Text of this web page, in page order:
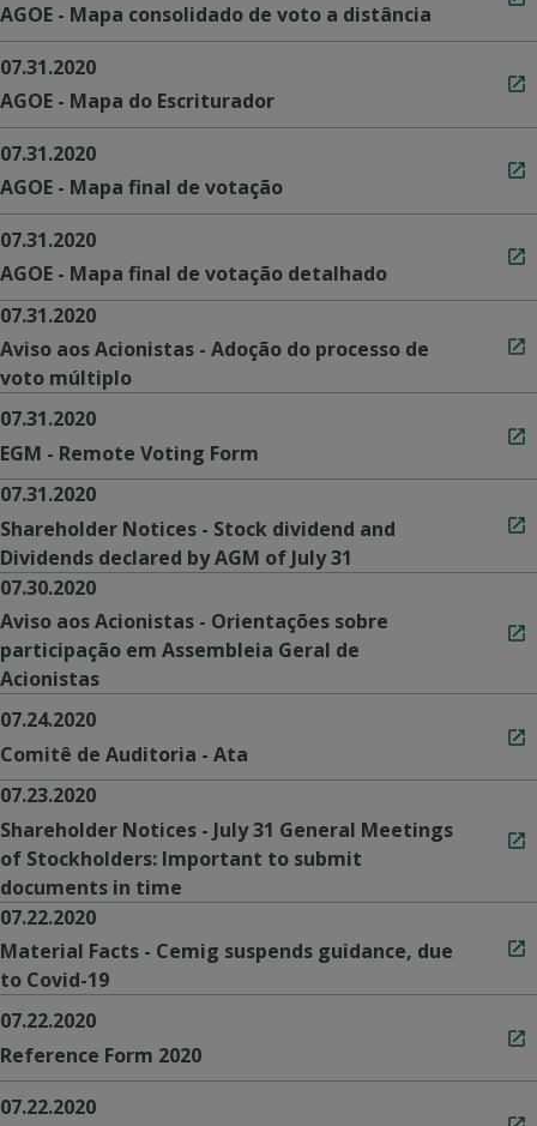
AGOE - Mapa consolidado de voto a distância
07.31.2020
AGOE - Mapa do Escriturador
07.31.2020
AGOE - Mapa final de votação
07.31.2020
AGOE - Mapa final de votação detalhado
07.31.2020
Aviso aos Acionistas - Adoção do processo de
voto múltiplo
07.31.2020
EGM - Remote Voting Form
07.31.2020
Shareholder Notices - Stock dividend and
Dividends declared by AGM of July 31
07.30.2020
Aviso aos Acionistas - Orientações sobre
participação em Assembleia Geral de
Acionistas
07.24.2020
Comitê de Auditoria - Ata
07.23.2020
Shareholder Notices - July 31 General Meetings
of Stockholders: Important to submit
documents in time
07.22.2020
Material Facts - Cemig suspends guidance, due
to Covid-19
07.22.2020
Reference Form 2020
07.22.2020